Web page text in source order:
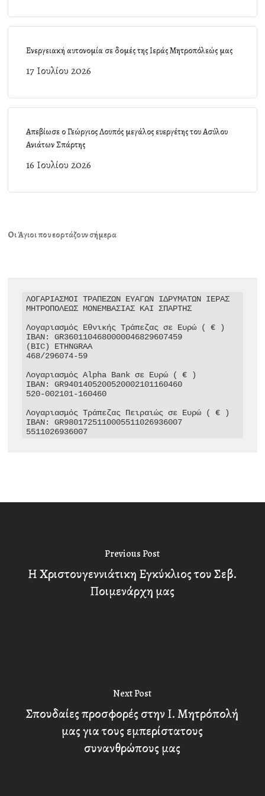
Ενεργειακή αυτονομία σε δομές της Ιεράς Μητροπόλεώς μας
17 Ιουλίου 2026
Απεβίωσε ο Γεώργιος Λουπός μεγάλος ευεργέτης του Ασύλου
Ανιάτων Σπάρτης
16 Ιουλίου 2026
Οι Άγιοι που εορτάζουν σήμερα
ΛΟΓΑΡΙΑΣΜΟΙ ΤΡΑΠΕΖΩΝ ΕΥΑΓΩΝ ΙΔΡΥΜΑΤΩΝ ΙΕΡΑΣ
ΜΗΤΡΟΠΟΛΕΩΣ ΜΟΝΕΜΒΑΣΙΑΣ ΚΑΙ ΣΠΑΡΤΗΣ
Λογαριασμός Εθνικής Τράπεζας σε Ευρώ ( € )
IBAN: GR3601104680000046829607459
(BIC) ETHNGRAA
468/296074-59
Λογαριασμός Alpha Bank σε Ευρώ ( € )
IBAN: GR9401405200520002101160460
520-002101-160460
Λογαριασμός Τράπεζας Πειραιώς σε Ευρώ ( € )
IBAN: GR9801725110005511026936007
5511026936007
Previous Post
Η Χριστουγεννιάτικη Εγκύκλιος του Σεβ.
Ποιμενάρχη μας
Next Post
Σπουδαίες προσφορές στην Ι. Μητρόπολή
μας για τους εμπερίστατους
συνανθρώπους μας